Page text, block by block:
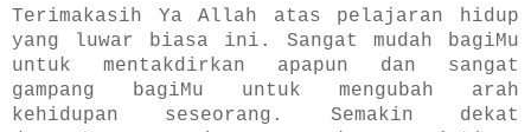
Terimakasih Ya Allah atas pelajaran hidup
yang luwar biasa ini. Sangat mudah bagiMu
untuk mentakdirkan apapun dan sangat
gampang bagiMu untuk mengubah arah
kehidupan seseorang. Semakin dekat